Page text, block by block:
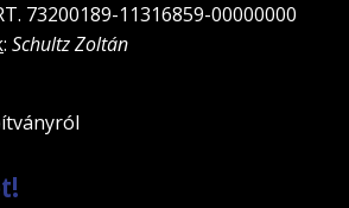
73200189-11316859-00000000
: Schultz Zoltán